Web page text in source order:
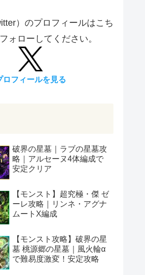
）のプロフィールはこち
ォローしてください。
ロフィールを見る
破界の星墓｜ラブの星墓攻
略｜アルセーヌ4体編成で
安定クリア
【モンスト】超究極・傑 ゼ
ーレ攻略｜リンネ・アグナ
ムートX編成
【モンスト攻略】破界の星
墓 桃源郷の星墓｜風火輪α
で難易度激変！安定攻略